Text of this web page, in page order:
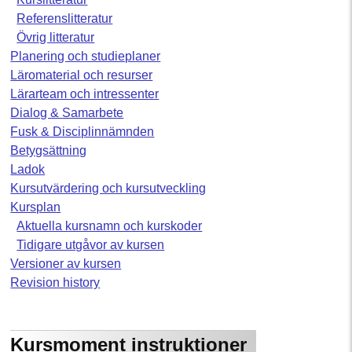
Referenslitteratur
Övrig litteratur
Planering och studieplaner
Läromaterial och resurser
Lärarteam och intressenter
Dialog & Samarbete
Fusk & Disciplinnämnden
Betygsättning
Ladok
Kursutvärdering och kursutveckling
Kursplan
Aktuella kursnamn och kurskoder
Tidigare utgåvor av kursen
Versioner av kursen
Revision history
Kursmoment instruktioner